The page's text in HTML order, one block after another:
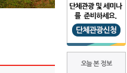
오늘 본 정보